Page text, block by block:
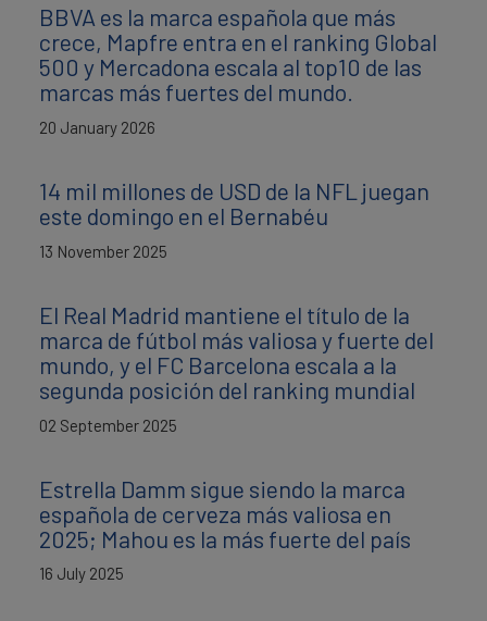
BBVA es la marca española que más
crece, Mapfre entra en el ranking Global
500 y Mercadona escala al top10 de las
marcas más fuertes del mundo.
20 January 2026
14 mil millones de USD de la NFL juegan
este domingo en el Bernabéu
13 November 2025
El Real Madrid mantiene el título de la
marca de fútbol más valiosa y fuerte del
mundo, y el FC Barcelona escala a la
segunda posición del ranking mundial
02 September 2025
Estrella Damm sigue siendo la marca
española de cerveza más valiosa en
2025; Mahou es la más fuerte del país
16 July 2025